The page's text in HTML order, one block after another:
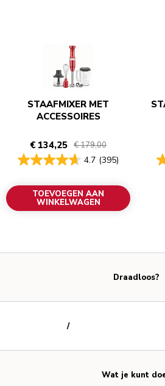
STAAFMIXER MET
ACCESSOIRES
€ 134,25 € 179,00
4.7 (395)
TOEVOEGEN AAN
WINKELWAGEN
Draadloos?
Wat je kunt
/